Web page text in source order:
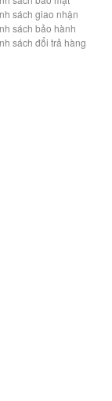
sách giao nhận
sách bảo hành
sách đổi trả hàng